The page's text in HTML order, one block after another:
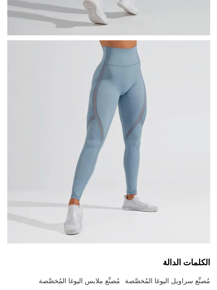
الكلمات الدالة
مُصنِّع سراويل اليوغا المُخصَّصة مُصنِّع ملابس اليوغا المُخصَّصة